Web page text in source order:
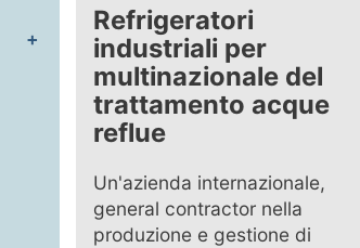
Refrigeratori
industriali per
multinazionale del
trattamento acque
reflue
Un'azienda internazionale,
general contractor nella
produzione e gestione di